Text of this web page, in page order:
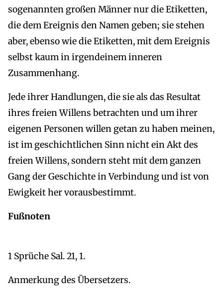
sogenannten großen Männer nur die Etiketten,
die dem Ereignis den Namen geben; sie stehen
aber, ebenso wie die Etiketten, mit dem Ereignis
selbst kaum in irgendeinem inneren
Zusammenhang.
Jede ihrer Handlungen, die sie als das Resultat
ihres freien Willens betrachten und um ihrer
eigenen Personen willen getan zu haben meinen,
ist im geschichtlichen Sinn nicht ein Akt des
freien Willens, sondern steht mit dem ganzen
Gang der Geschichte in Verbindung und ist von
Ewigkeit her vorausbestimmt.
Fußnoten
1 Sprüche Sal. 21, 1.
Anmerkung des Übersetzers.